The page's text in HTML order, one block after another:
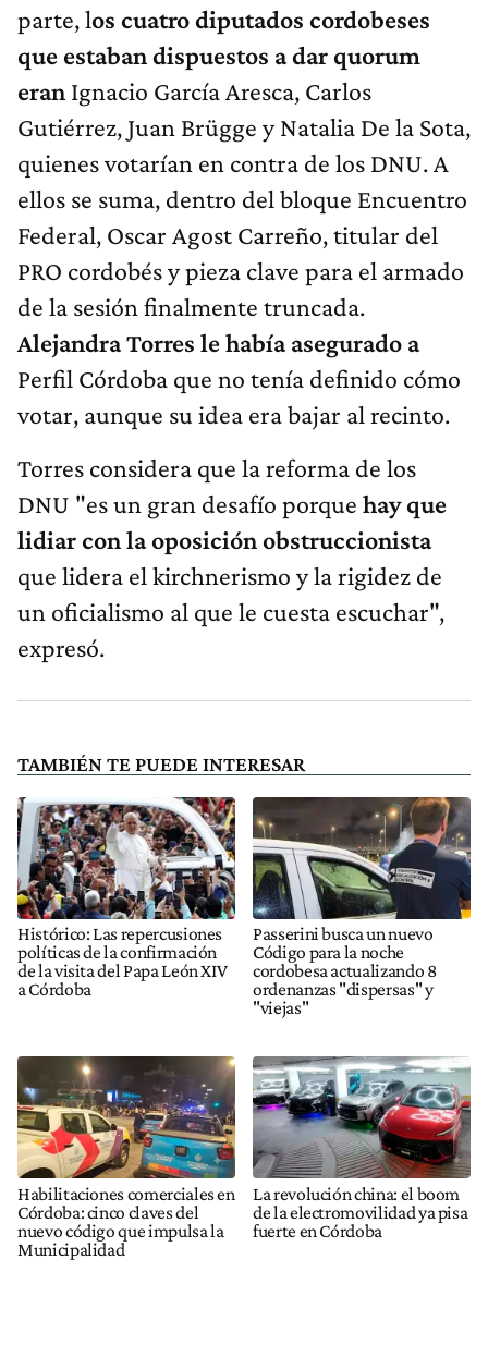
parte, los cuatro diputados cordobeses
que estaban dispuestos a dar quorum
eran Ignacio García Aresca, Carlos
Gutiérrez, Juan Brügge y Natalia De la Sota,
quienes votarían en contra de los DNU. A
ellos se suma, dentro del bloque Encuentro
Federal, Oscar Agost Carreño, titular del
PRO cordobés y pieza clave para el armado
de la sesión finalmente truncada.
Alejandra Torres le había asegurado a
Perfil Córdoba que no tenía definido cómo
votar, aunque su idea era bajar al recinto.
Torres considera que la reforma de los
DNU "es un gran desafío porque hay que
lidiar con la oposición obstruccionista
que lidera el kirchnerismo y la rigidez de
un oficialismo al que le cuesta escuchar",
expresó.
TAMBIÉN TE PUEDE INTERESAR
Histórico: Las repercusiones
políticas de la confirmación
de la visita del Papa León XIV
a Córdoba
Passerini busca un nuevo
Código para la noche
cordobesa actualizando 8
ordenanzas "dispersas" y
"viejas"
Habilitaciones comerciales en
Córdoba: cinco claves del
nuevo código que impulsa la
Municipalidad
La revolución china: el boom
de la electromovilidad ya pisa
fuerte en Córdoba